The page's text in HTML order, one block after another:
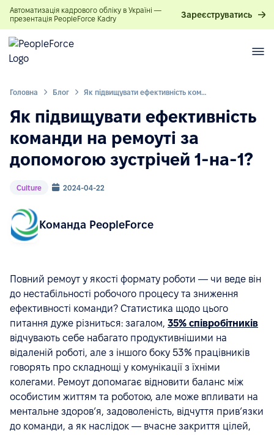
Автоматизація кадрового обліку в Україні —
презентація PeopleForce Kadry
Зареєструватись
Головна Блог Як підвищувати ефективність команди на ремоуті за допомогою зустрічей 1-на-1?
Як підвищувати ефективність
команди на ремоуті за
допомогою зустрічей 1-на-1?
Culture 2024-04-22
Команда PeopleForce
Повний ремоут у якості формату роботи — чи веде він
до нестабільності робочого процесу та зниження
ефективності команди? Статистика щодо цього
питання дуже різниться: загалом, 35% співробітників
відчувають себе набагато продуктивнішими на
відаленій роботі, але з іншого боку 53% працівників
говорять про складнощі у комунікації з їхніми
колегами. Ремоут допомагає відновити баланс між
особистим життям та роботою, але може впливати на
ментальне здоровʼя, задоволеність, відчуття привʼязки
до команди, а як наслідок — вчасне закриття цілей,